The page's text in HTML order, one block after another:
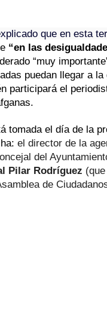
que en esta
“en las
“muy
puedan llegar a
participará el
tomada el día de la
el director de la
del
Pilar Rodríguez
de